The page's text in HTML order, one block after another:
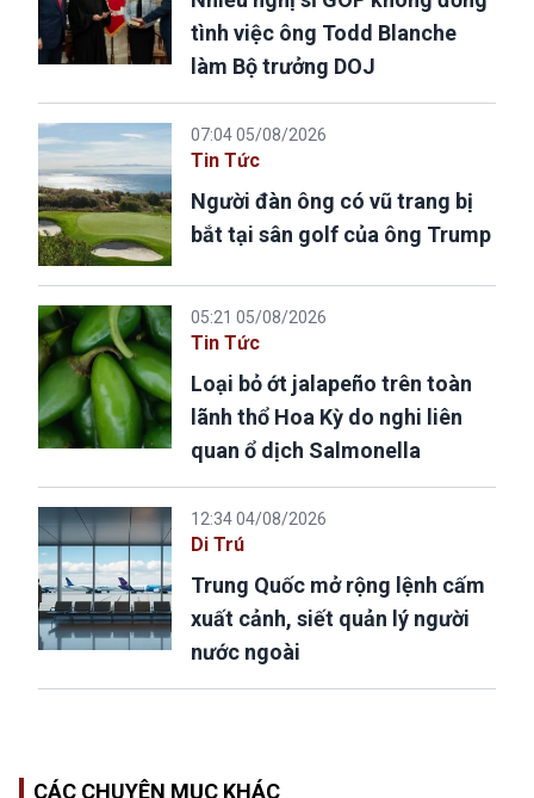
tình việc ông Todd Blanche
làm Bộ trưởng DOJ
07:04 05/08/2026
Tin Tức
Người đàn ông có vũ trang bị
bắt tại sân golf của ông Trump
05:21 05/08/2026
Tin Tức
Loại bỏ ớt jalapeño trên toàn
lãnh thổ Hoa Kỳ do nghi liên
quan ổ dịch Salmonella
12:34 04/08/2026
Di Trú
Trung Quốc mở rộng lệnh cấm
xuất cảnh, siết quản lý người
nước ngoài
CÁC CHUYÊN MỤC KHÁC